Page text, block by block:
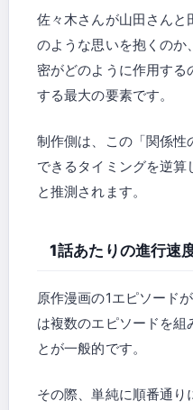
佐々木さんが山田さん
のような思いを抱くの
密がどのように作用する
する最大の要素です。
制作側は、この「関係
できるタイミングを逆算
と推測されます。
1話あたりの進行速
原作漫画の1エピソード
は複数のエピソードを組
とが一般的です。
その際、単純に順番通